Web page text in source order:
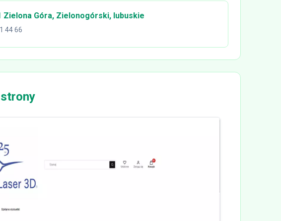
Zielona Góra, Zielonogórski, lubuskie
44 66